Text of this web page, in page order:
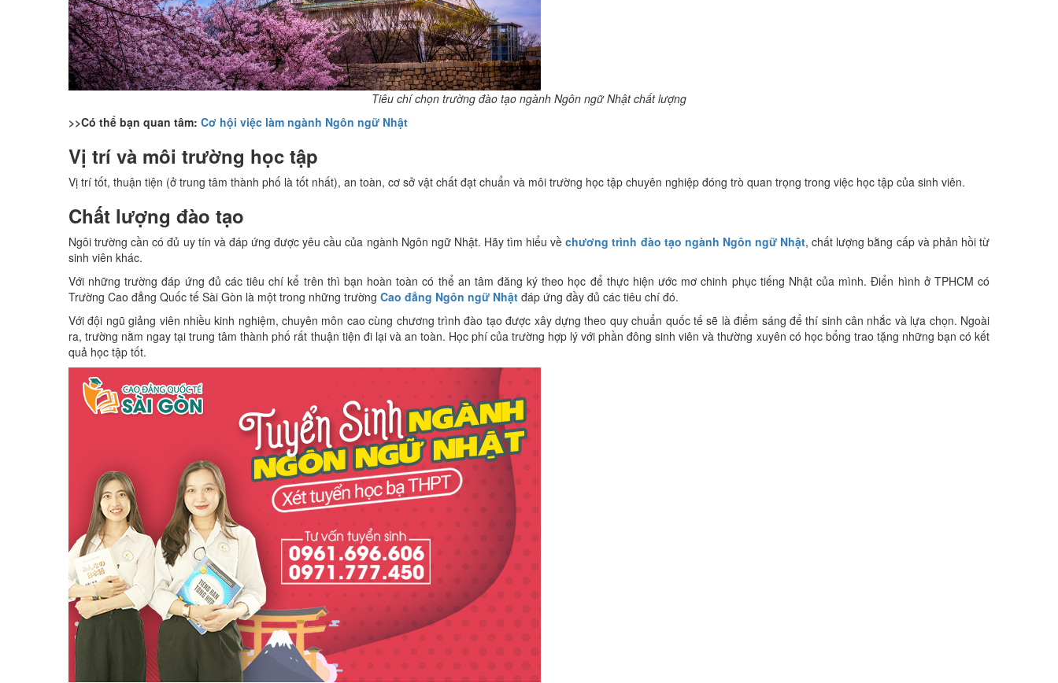
Tiêu chí chọn trường đào tạo ngành Ngôn ngữ Nhật chất lượng
>>Có thể bạn quan tâm: Cơ hội việc làm ngành Ngôn ngữ Nhật
Vị trí và môi trường học tập
Vị trí tốt, thuận tiện (ở trung tâm thành phố là tốt nhất), an toàn, cơ sở vật chất đạt chuẩn và môi trường học tập chuyên nghiệp đóng trò quan trọng trong việc học tập của sinh viên.
Chất lượng đào tạo
Ngôi trường cần có đủ uy tín và đáp ứng được yêu cầu của ngành Ngôn ngữ Nhật. Hãy tìm hiểu vềchương trình đào tạo ngành Ngôn ngữ Nhật, chất lượng bằng cấp và phản hồi từ
sinh viên khác.
Với những trường đáp ứng đủ các tiêu chí kể trên thì bạn hoàn toàn có thể an tâm đăng ký theo học để thực hiện ước mơ chinh phục tiếng Nhật của mình. Điển hình ở TPHCM có
Trường Cao đẳng Quốc tế Sài Gòn là một trong những trường Cao đẳng Ngôn ngữ Nhật đáp ứng đầy đủ các tiêu chí đó.
Với đội ngũ giảng viên nhiều kinh nghiệm, chuyên môn cao cùng chương trình đào tạo được xây dựng theo quy chuẩn quốc tế sẽ là điểm sáng để thí sinh cân nhắc và lựa chọn. Ngoài
ra, trường nằm ngay tại trung tâm thành phố rất thuận tiện đi lại và an toàn. Học phí của trường hợp lý với phần đông sinh viên và thường xuyên có học bổng trao tặng những bạn có kết
quả học tập tốt.